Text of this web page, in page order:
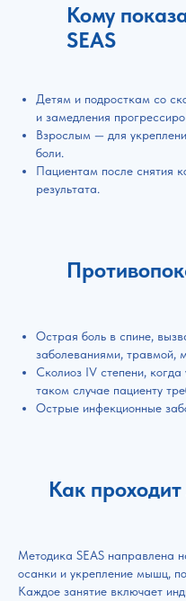
Кому
SEAS
Детям и подросткам со
и замедления
Взрослым — для
боли.
Пациентам после снятия
результата.
Острая боль в спине,
заболеваниями, травмой,
Сколиоз IV степени,
таком случае пациенту
Острые инфекционные
Как
Методика SEAS направлена
осанки и укрепление мышц,
Каждое занятие включает